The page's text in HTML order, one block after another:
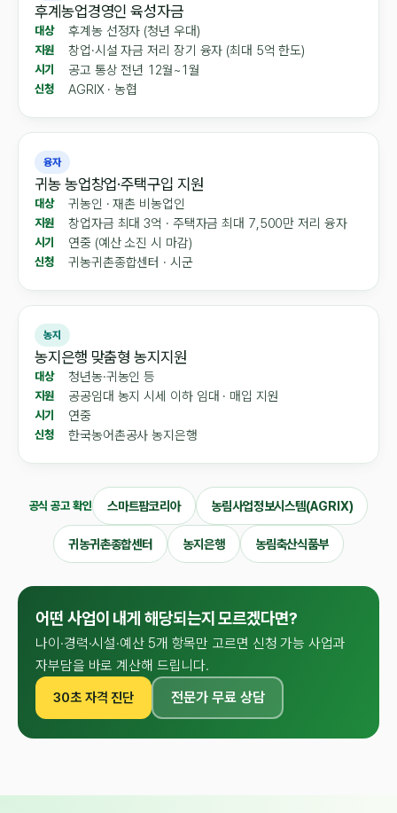
후계농업경영인 육성자금
대상 후계농 선정자 (청년 우대)
지원 창업·시설 자금 저리 장기 융자 (최대 5억 한도)
시기 공고 통상 전년 12월~1월
신청 AGRIX · 농협
융자
귀농 농업창업·주택구입 지원
대상 귀농인 · 재촌 비농업인
지원 창업자금 최대 3억 · 주택자금 최대 7,500만 저리 융자
시기 연중 (예산 소진 시 마감)
신청 귀농귀촌종합센터 · 시군
농지
농지은행 맞춤형 농지지원
대상 청년농·귀농인 등
지원 공공임대 농지 시세 이하 임대 · 매입 지원
시기 연중
신청 한국농어촌공사 농지은행
공식 공고 확인 스마트팜코리아 농림사업정보시스템(AGRIX)
귀농귀촌종합센터 농지은행 농림축산식품부
어떤 사업이 내게 해당되는지 모르겠다면?
나이·경력·시설·예산 5개 항목만 고르면 신청 가능 사업과
자부담을 바로 계산해 드립니다.
30초 자격 진단 전문가 무료 상담